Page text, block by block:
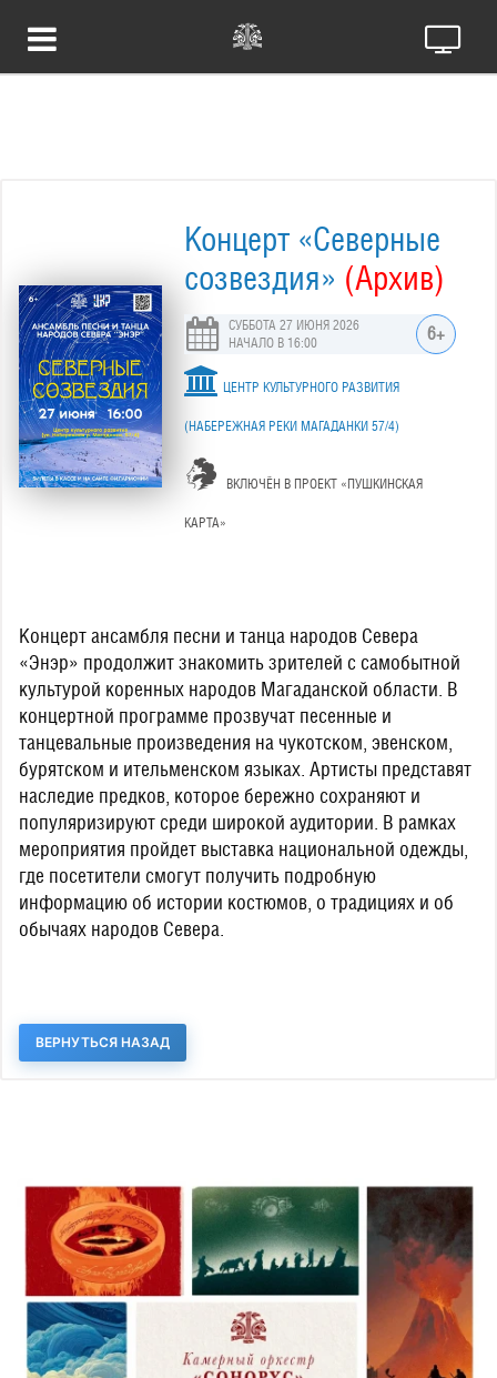
Концерт «Северные
созвездия» (Архив)
СУББОТА 27 ИЮНЯ 2026
НАЧАЛО В 16:00
6+
ЦЕНТР КУЛЬТУРНОГО РАЗВИТИЯ
(НАБЕРЕЖНАЯ РЕКИ МАГАДАНКИ 57/4)
ВКЛЮЧЁН В ПРОЕКТ «ПУШКИНСКАЯ
КАРТА»
Концерт ансамбля песни и танца народов Севера
«Энэр» продолжит знакомить зрителей с самобытной
культурой коренных народов Магаданской области. В
концертной программе прозвучат песенные и
танцевальные произведения на чукотском, эвенском,
бурятском и ительменском языках. Артисты представят
наследие предков, которое бережно сохраняют и
популяризируют среди широкой аудитории. В рамках
мероприятия пройдет выставка национальной одежды,
где посетители смогут получить подробную
информацию об истории костюмов, о традициях и об
обычаях народов Севера.
ВЕРНУТЬСЯ НАЗАД